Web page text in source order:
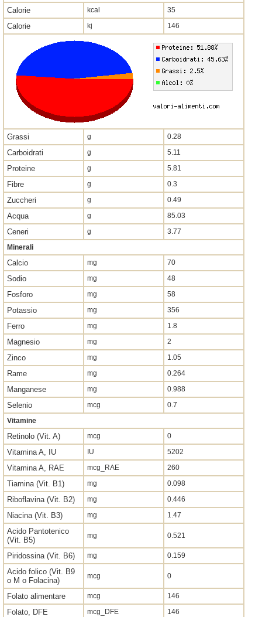
Calorie kcal 35
Calorie kj 146
Grassi g 0.28
Carboidrati g 5.11
Proteine g 5.81
Fibre g 0.3
Zuccheri g 0.49
Acqua g 85.03
Ceneri g
3.77
Minerali
Calcio mg 70
Sodio mg 48
Fosforo mg 58
Potassio mg 356
Ferro mg 1.8
Magnesio mg 2
Zinco mg 1.05
Rame mg 0.264
Manganese mg 0.988
Selenio mcg
0.7
Vitamine
Retinolo (Vit. A) mcg 0
Vitamina A, IU IU 5202
Vitamina A, RAE mcg_RAE 260
Tiamina (Vit. B1) mg 0.098
Riboflavina (Vit. B2) mg 0.446
Niacina (Vit. B3) mg 1.47
Acido Pantotenico
(Vit. B5)
mg 0.521
Piridossina (Vit. B6) mg 0.159
Acido folico (Vit. B9
o M o Folacina)
mcg 0
Folato alimentare mcg 146
Folato, DFE mcg_DFE 146